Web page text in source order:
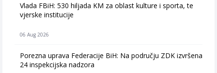
Vlada FBiH: 530 hiljada KM za oblast kulture i sporta, te
vjerske institucije
06 Aug 2026
Porezna uprava Federacije BiH: Na području ZDK izvršena
24 inspekcijska nadzora